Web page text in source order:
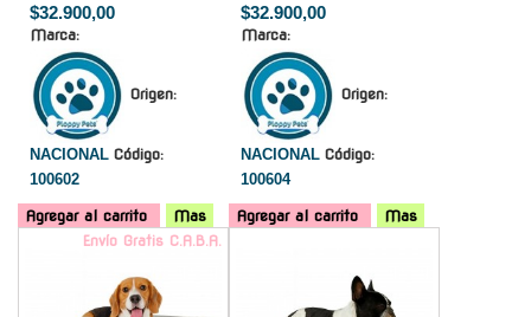
$32.900,00
Marca:
Origen:
NACIONAL Código:
100602
Agregar al carrito Mas
$32.900,00
Marca:
Origen:
NACIONAL Código:
100604
Agregar al carrito
Mas
Envío Gratis C.A.B.A.